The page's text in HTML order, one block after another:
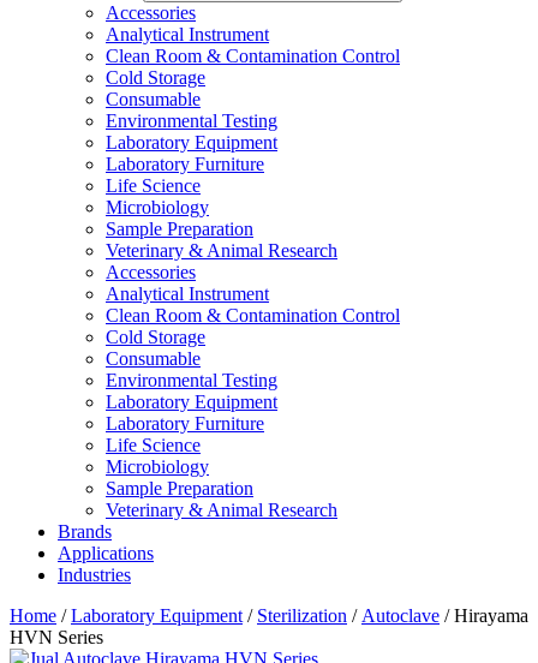
Accessories
Analytical Instrument
Clean Room & Contamination Control
Cold Storage
Consumable
Environmental Testing
Laboratory Equipment
Laboratory Furniture
Life Science
Microbiology
Sample Preparation
Veterinary & Animal Research
Accessories
Analytical Instrument
Clean Room & Contamination Control
Cold Storage
Consumable
Environmental Testing
Laboratory Equipment
Laboratory Furniture
Life Science
Microbiology
Sample Preparation
Veterinary & Animal Research
Brands
Applications
Industries
Home /Laboratory Equipment / Sterilization / Autoclave / Hirayama
HVN Series